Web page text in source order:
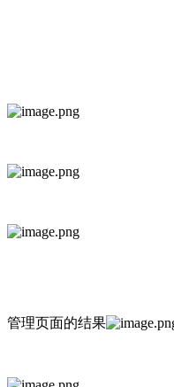
管理页面的结果